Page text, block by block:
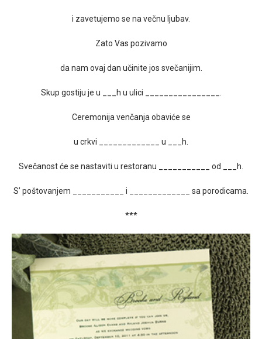
i zavetujemo se na večnu ljubav.
Zato Vas pozivamo
da nam ovaj dan učinite jos svečanijim.
Skup gostiju je u ___h u ulici ________________.
Ceremonija venčanja obaviće se
u crkvi _____________ u ___h.
Svečanost će se nastaviti u restoranu ___________ od ___h.
S’ poštovanjem ___________ i _____________ sa porodicama.
***